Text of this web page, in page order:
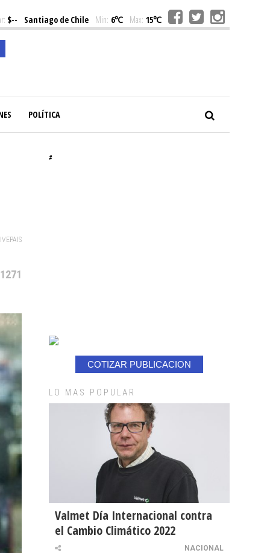
$-- Santiago de Chile Min: 6℃ Max: 15℃
POLÍTICA
#
COTIZAR PUBLICACION
LO MAS POPULAR
Valmet Día Internacional contra
el Cambio Climático 2022
NACIONAL